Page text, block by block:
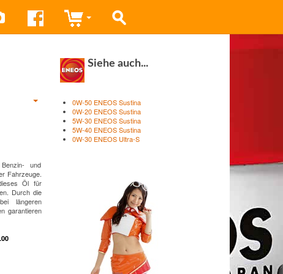
und
Fahrzeuge.
Öl für
Durch die
längeren
garantieren
Siehe auch...
0W-50 ENEOS Sustina
0W-20 ENEOS Sustina
5W-30 ENEOS Sustina
5W-40 ENEOS Sustina
0W-30 ENEOS Ultra-S